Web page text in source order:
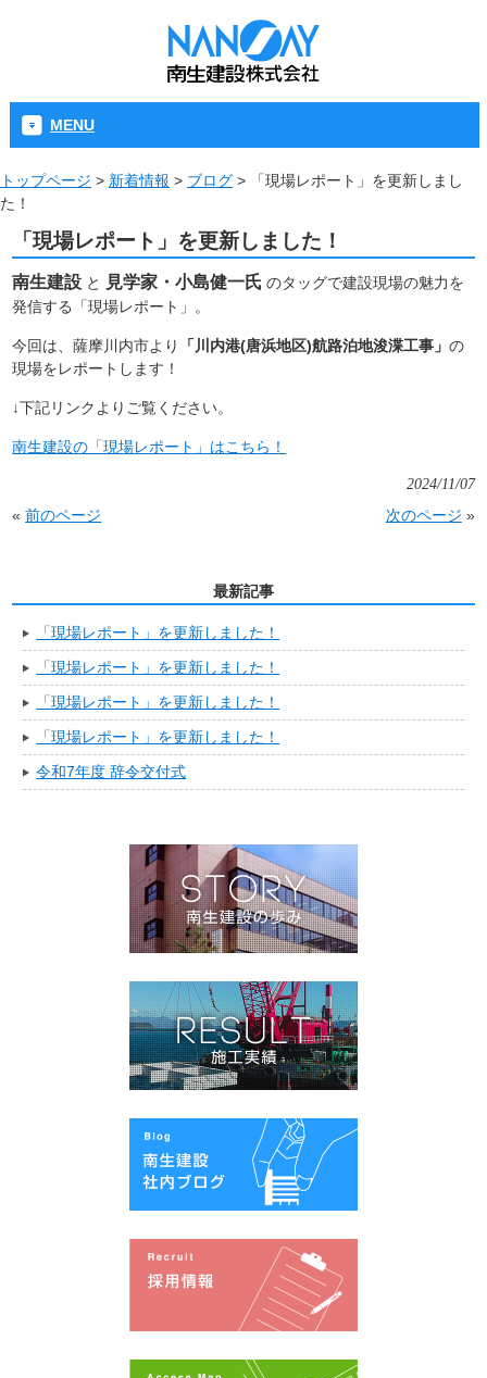
MENU
トップページ > 新着情報 > ブログ >
「現場レポート」を更新しまし
た！
「現場レポート」を更新しました！
南生建設 と 見学家・小島健一氏 のタッグで建設現場の魅力を
発信する「現場レポート」。
今回は、薩摩川内市より 「川内港(唐浜地区)航路泊地浚渫工事」の
現場をレポートします！
↓下記リンクよりご覧ください。
南生建設の「現場レポート」はこちら！
2024/11/07
«前のページ 次のページ »
最新記事
「現場レポート」を更新しました！
「現場レポート」を更新しました！
「現場レポート」を更新しました！
「現場レポート」を更新しました！
令和7年度 辞令交付式